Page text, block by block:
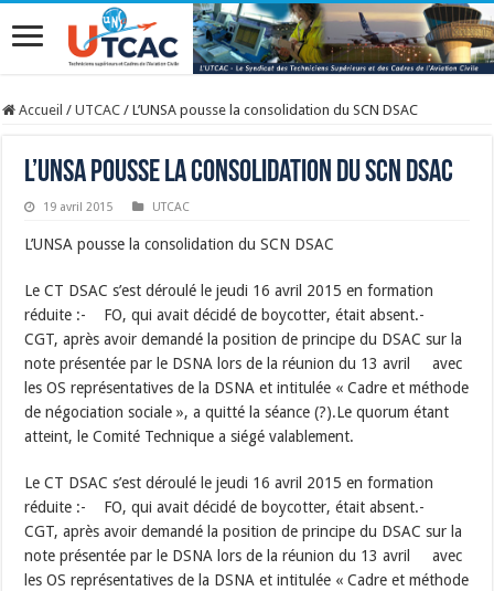
Accueil / UTCAC / L’UNSA pousse la consolidation du SCN DSAC
L’UNSA pousse la consolidation du SCN DSAC
19 avril 2015 UTCAC
L’UNSA pousse la consolidation du SCN DSAC
Le CT DSAC s’est déroulé le jeudi 16 avril 2015 en formation
réduite :- FO, qui avait décidé de boycotter, était absent.-
CGT, après avoir demandé la position de principe du DSAC sur la
note présentée par le DSNA lors de la réunion du 13 avril avec
les OS représentatives de la DSNA et intitulée « Cadre et méthode
de négociation sociale », a quitté la séance (?).Le quorum étant
atteint, le Comité Technique a siégé valablement.
Le CT DSAC s’est déroulé le jeudi 16 avril 2015 en formation
réduite :- FO, qui avait décidé de boycotter, était absent.-
CGT, après avoir demandé la position de principe du DSAC sur la
note présentée par le DSNA lors de la réunion du 13 avril avec
les OS représentatives de la DSNA et intitulée « Cadre et méthode